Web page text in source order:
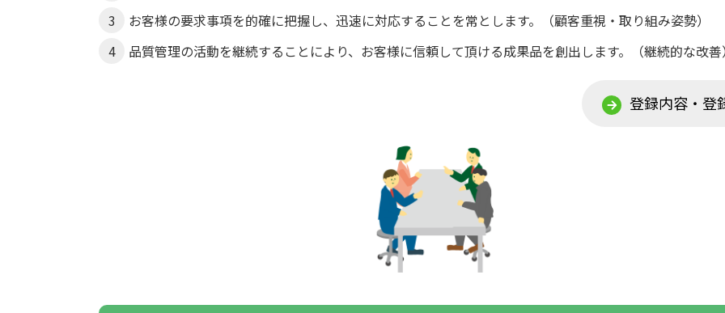
お客様の要求事項を的確に把握し、迅速に対応することを常とします。（顧客重視・取り組み姿勢）
品質管理の活動を継続することにより、お客様に信頼して頂ける成果品を創出します。（継続的な改
登録内容・登